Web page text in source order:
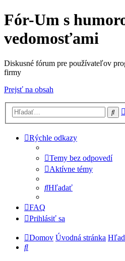
Fór-Um s
vedomosťami
Diskusné fórum pre používateľov
firmy
Prejsť na obsah
Rýchle odkazy
Temy bez odpovedí
Aktívne témy
Hľadať
FAQ
Prihlásiť sa
Domov Úvodná stránka
Hľadať